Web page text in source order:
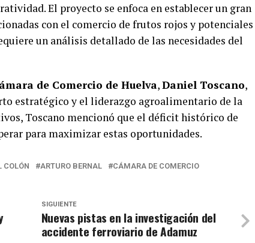
El proyecto se enfoca en establecer un gran
con el comercio de frutos rojos y potenciales
un análisis detallado de las necesidades del
de Comercio de Huelva,Daniel Toscano,
estratégico y el liderazgo agroalimentario de la
Toscano mencionó que el déficit histórico de
para maximizar estas oportunidades.
COLÓN ARTURO BERNAL
CÁMARA DE COMERCIO
SIGUIENTE
Nuevas pistas en la investigación del
accidente ferroviario de Adamuz